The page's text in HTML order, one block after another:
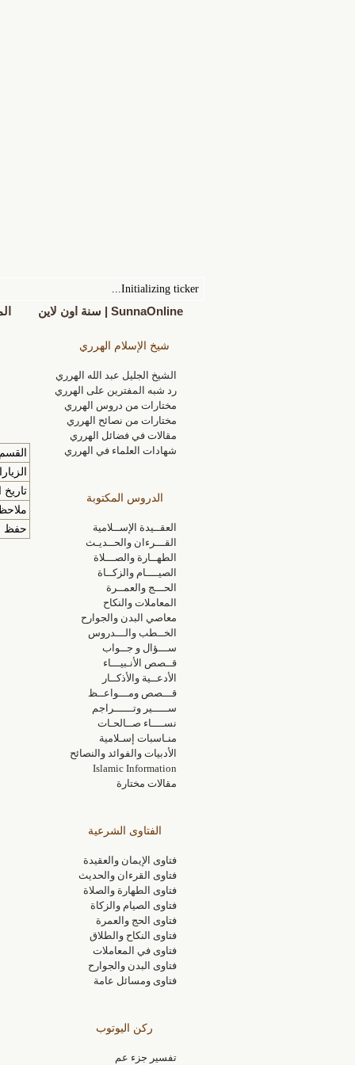
Initializing ticker...
SunnaOnline | سنة اون لاين
شيخ الإسلام الهرري
الشيخ الجليل عبد الله الهرري
رد شبه المفترين على الهرري
مختارات من دروس الهرري
مختارات من نصائح الهرري
مقالات في فضائل الهرري
شهادات العلماء في الهرري
الدروس المكتوبة
العقــيدة الإســلامية
القـــرءان والحــديـث
الطهــارة والصـــلاة
الصيــــام والزكــاة
الحـــج والعمــرة
المعاملات والنكاح
معاصي البدن والجوارح
الخــطب والـــدروس
ســـؤال و جــواب
قــصص الأنـبيـــاء
الأدعــية والأذكــار
قـــصص ومـــواعــظ
ســـــير وتــــــراجم
نســــاء صــالحـات
منـاسبات إسـلامية
الأدبيات والفوائد والنصائح
Islamic Information
مقالات مختارة
الفتاوى الشرعية
فتاوى الإيمان والعقيدة
فتاوى القرءان والحديث
فتاوى الطهارة والصلاة
فتاوى الصيام والزكاة
فتاوى الحج والعمرة
فتاوى النكاح والطلاق
فتاوى في المعاملات
فتاوى البدن والجوارح
فتاوى ومسائل عامة
ركن اليوتوب
تفسير جزء عم
تاريخ
حفظ